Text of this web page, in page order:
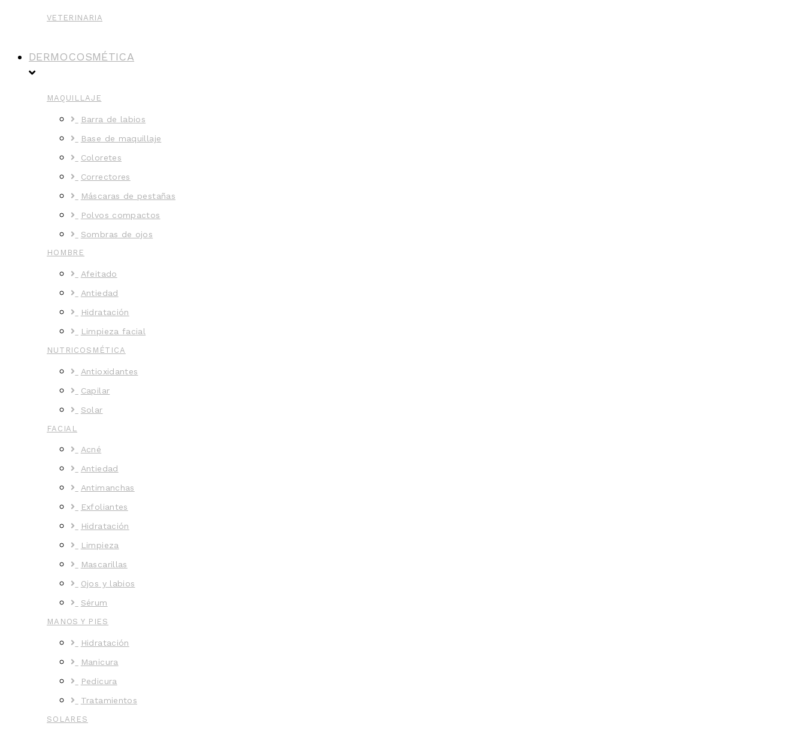
VETERINARIA
DERMOCOSMÉTICA
MAQUILLAJE
Barra de labios
Base de maquillaje
Coloretes
Correctores
Máscaras de pestañas
Polvos compactos
Sombras de ojos
HOMBRE
Afeitado
Antiedad
Hidratación
Limpieza facial
NUTRICOSMÉTICA
Antioxidantes
Capilar
Solar
FACIAL
Acné
Antiedad
Antimanchas
Exfoliantes
Hidratación
Limpieza
Mascarillas
Ojos y labios
Sérum
MANOS Y PIES
Hidratación
Manicura
Pedicura
Tratamientos
SOLARES